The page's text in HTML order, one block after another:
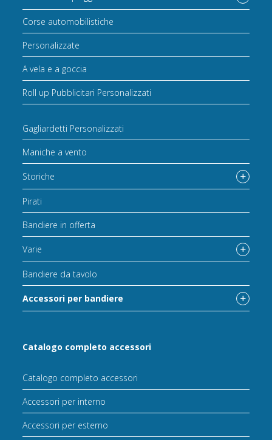
Corse automobilistiche
Personalizzate
A vela e a goccia
Roll up Pubblicitari Personalizzati
Gagliardetti Personalizzati
Maniche a vento
Storiche
Pirati
Bandiere in offerta
Varie
Bandiere da tavolo
Accessori per bandiere
Catalogo completo accessori
Catalogo completo accessori
Accessori per interno
Accessori per esterno